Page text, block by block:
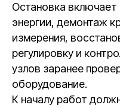
Остановка
энергии, демонтаж
измерения,
регулировку и
узлов заранее
оборудование.
К началу работ